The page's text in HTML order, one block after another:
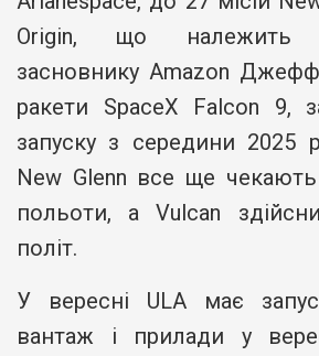
Origin, що належить
засновнику Amazon
ракети SpaceX Falcon 9,
запуску з середини 2025
New Glenn все ще
польоти, а Vulcan
політ.
У вересні ULA має
вантаж і прилади у